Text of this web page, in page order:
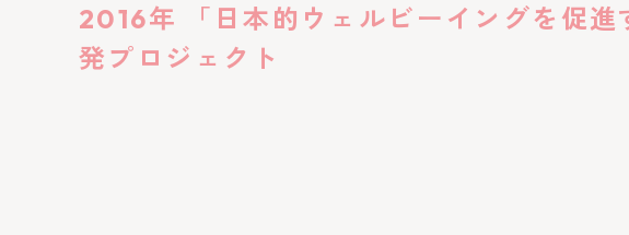
2016年 「日本的ウェルビーイングを促
発プロジェクト